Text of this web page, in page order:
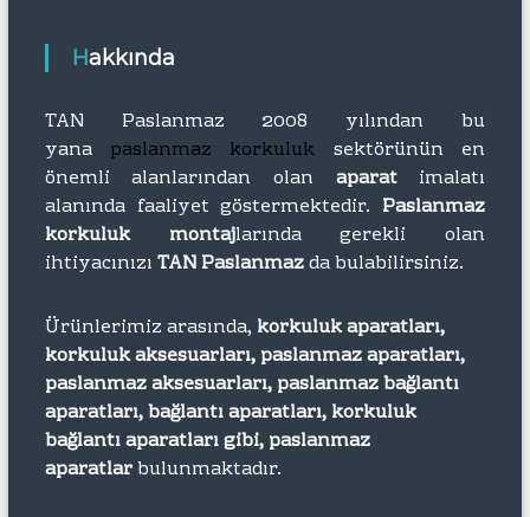
Hakkında
TAN Paslanmaz 2008 yılından bu
yana paslanmaz korkuluk sektörünün en
önemli alanlarından olan aparatimalatı
alanında faaliyet göstermektedir. Paslanmaz
korkuluk montajlarında gerekli olan
ihtiyacınızıTAN Paslanmazda bulabilirsiniz.
Ürünlerimiz arasında, korkuluk aparatları,
korkuluk aksesuarları, paslanmaz aparatları,
paslanmaz aksesuarları, paslanmaz bağlantı
aparatları, bağlantı aparatları, korkuluk
bağlantı aparatları gibi, paslanmaz
aparatlarbulunmaktadır.